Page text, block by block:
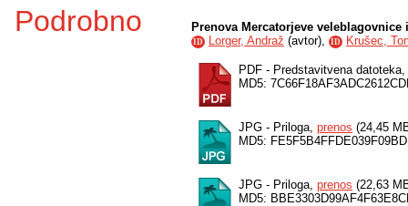
Podrobno Prenova Mercatorjeve
ID Lorger, Andraž (avtor), ID Krušec,
PDF - Predstavitvena datoteka,
MD5:
JPG - Priloga, prenos (24,45
MD5:
JPG - Priloga, prenos (22,63
MD5: